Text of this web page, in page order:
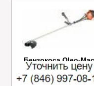
Бензокоса Oleo-Mac
SPARTA 25